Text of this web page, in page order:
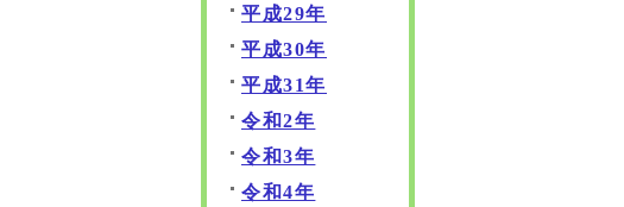
平成29年
平成30年
平成31年
令和2年
令和3年
令和4年